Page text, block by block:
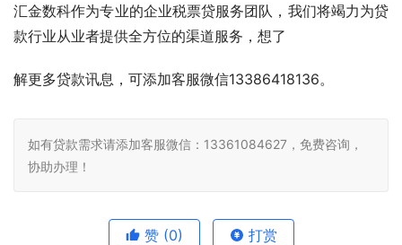
汇金数科作为专业的企业税票贷服务团队，我们将竭力为贷
款行业从业者提供全方位的渠道服务，想了
解更多贷款讯息，可添加客服微信13386418136。
如有贷款需求请添加客服微信：13361084627，免费咨询，
协助办理！
赞 (0) 打赏